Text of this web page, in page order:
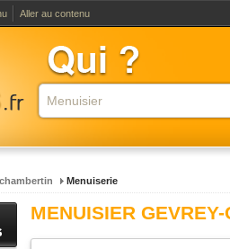
Aller au contenu
Menuiserie
MENUISIER